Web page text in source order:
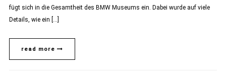
fügt sich in die Gesamtheit des BMW Museums ein. Dabei wurde auf viele
Details, wie ein […]
read more